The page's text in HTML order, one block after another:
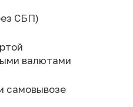
СБП)
валютами
самовывозе